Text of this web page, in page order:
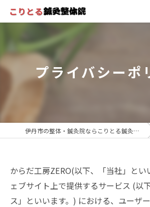
プライバシーポ
伊丹市の整体・鍼灸院ならこりとる鍼灸整体院
からだ工房ZERO(以下、「当社」とい
ェブサイト上で提供するサービス (以
ス」といいます。) における、ユーザ